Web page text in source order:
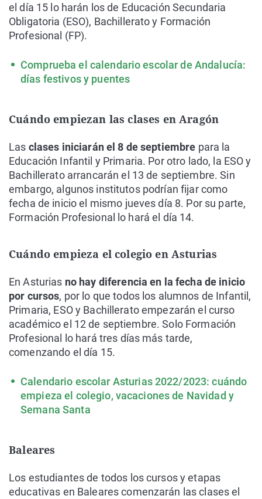
el día 15 lo harán los de Educación Secundaria
Obligatoria (ESO), Bachillerato y Formación
Profesional (FP).
Comprueba el calendario escolar de Andalucía:
días festivos y puentes
Cuándo empiezan las clases en Aragón
Las clases iniciarán el 8 de septiembre para la
Educación Infantil y Primaria. Por otro lado, la ESO y
Bachillerato arrancarán el 13 de septiembre. Sin
embargo, algunos institutos podrían fijar como
fecha de inicio el mismo jueves día 8. Por su parte,
Formación Profesional lo hará el día 14.
Cuándo empieza el colegio en Asturias
En Asturias no hay diferencia en la fecha de inicio
por cursos, por lo que todos los alumnos de Infantil,
Primaria, ESO y Bachillerato empezarán el curso
académico el 12 de septiembre. Solo Formación
Profesional lo hará tres días más tarde,
comenzando el día 15.
Calendario escolar Asturias 2022/2023: cuándo
empieza el colegio, vacaciones de Navidad y
Semana Santa
Baleares
Los estudiantes de todos los cursos y etapas
educativas en Baleares comenzarán las clases el